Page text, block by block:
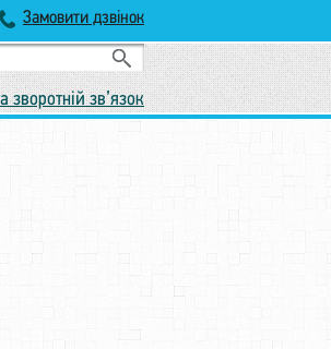
Замовити дзвінок
зворотній зв’язок